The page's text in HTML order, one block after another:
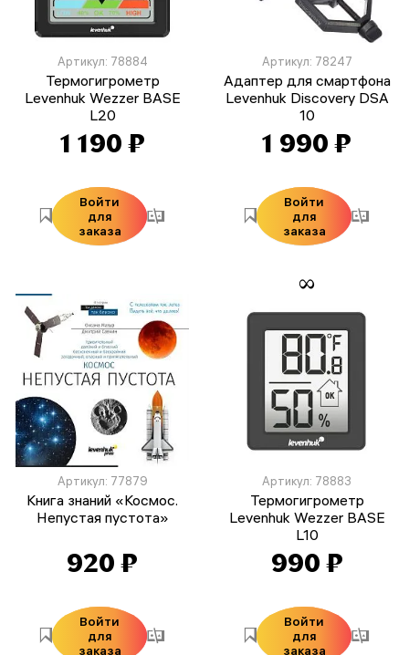
Артикул: 78884
Термогигрометр
Levenhuk Wezzer BASE
L20
1 190 ₽
Войти
для
заказа
Артикул: 78247
Адаптер для смартфона
Levenhuk Discovery DSA
10
1 990 ₽
Войти
для
заказа
Артикул: 77879
Книга знаний «Космос.
Непустая пустота»
920 ₽
Войти
для
заказа
Артикул: 78883
Термогигрометр
Levenhuk Wezzer BASE
L10
990 ₽
Войти
для
заказа